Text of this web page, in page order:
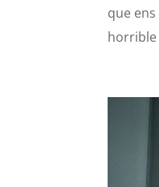
que
horrible